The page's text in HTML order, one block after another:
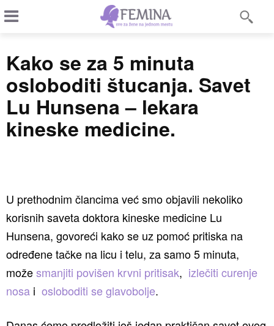
Kako se za 5 minuta
osloboditi štucanja. Savet
Lu Hunsena – lekara
kineske medicine.
U prethodnim člancima već smo objavili nekoliko
korisnih saveta doktora kineske medicine Lu
Hunsena, govoreći kako se uz pomoć pritiska na
određene tačke na licu i telu, za samo 5 minuta,
možesmanjiti povišen krvni pritisak, izlečiti curenje
nosa i osloboditi se glavobolje.